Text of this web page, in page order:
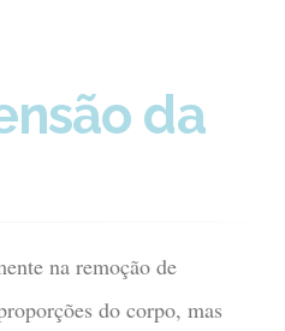
da
na remoção de
do corpo, mas